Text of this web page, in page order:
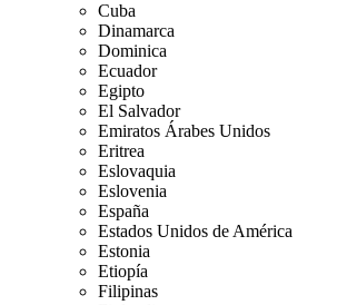
Cuba
Dinamarca
Dominica
Ecuador
Egipto
El Salvador
Emiratos Árabes Unidos
Eritrea
Eslovaquia
Eslovenia
España
Estados Unidos de América
Estonia
Etiopía
Filipinas